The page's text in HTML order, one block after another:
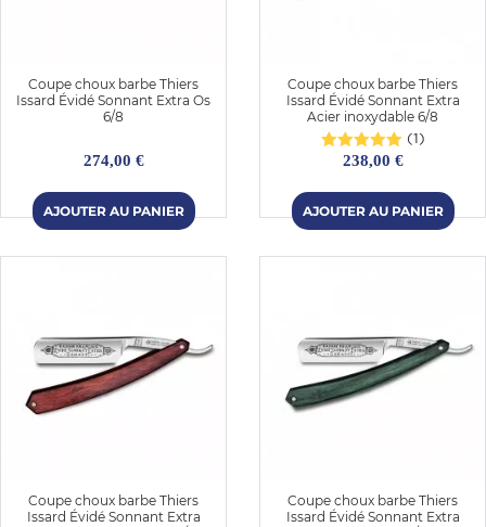
Coupe choux barbe Thiers
Issard Évidé Sonnant Extra Os
6/8
274,00 €
Coupe choux barbe Thiers
Issard Évidé Sonnant Extra
Acier inoxydable 6/8
(1)
238,00 €
Coupe choux barbe Thiers
Issard Évidé Sonnant Extra
Coupe choux barbe Thiers
Issard Évidé Sonnant Extra